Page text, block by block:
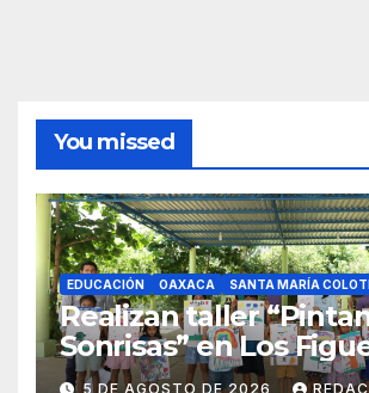
You missed
EDUCACIÓN OAXACA SANTA MARÍA
Realizan taller
Sonrisas” en Los
como parte del Curso
5 DE AGOSTO DE 2026